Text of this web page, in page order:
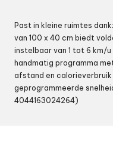
Past in kleine ruimtes
van 100 x 40 cm biedt
instelbaar van 1 tot 6 km/u
handmatig programma
afstand en calorieverbruik
geprogrammeerde
4044163024264)